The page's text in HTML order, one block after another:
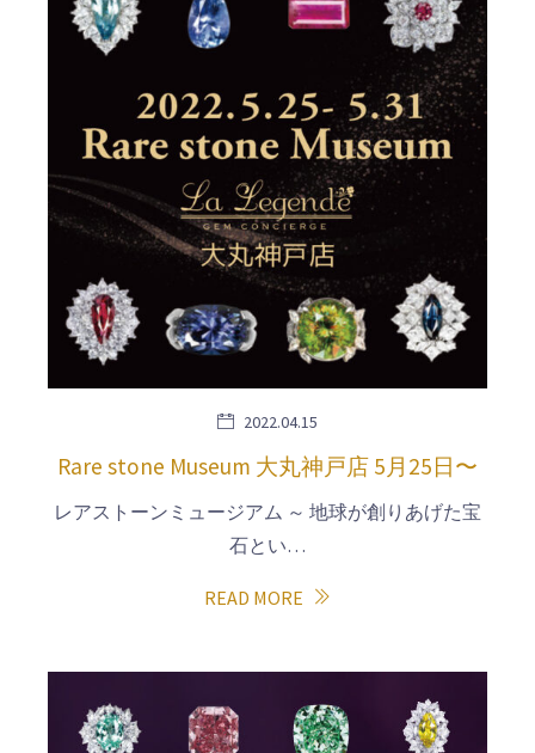
2022.04.15
Rare stone Museum 大丸神戸店 5月25日〜
レアストーンミュージアム ～ 地球が創りあげた宝
石とい…
READ MORE